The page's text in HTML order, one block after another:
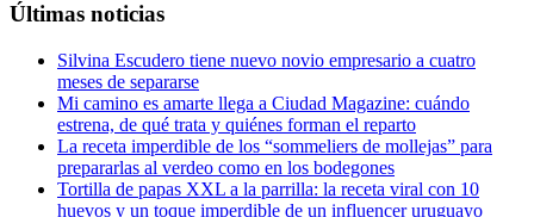
Últimas noticias
Silvina Escudero tiene nuevo novio empresario a cuatro
meses de separarse
Mi camino es amarte llega a Ciudad Magazine: cuándo
estrena, de qué trata y quiénes forman el reparto
La receta imperdible de los “sommeliers de mollejas” para
prepararlas al verdeo como en los bodegones
Tortilla de papas XXL a la parrilla: la receta viral con 10
huevos y un toque imperdible de un influencer uruguayo